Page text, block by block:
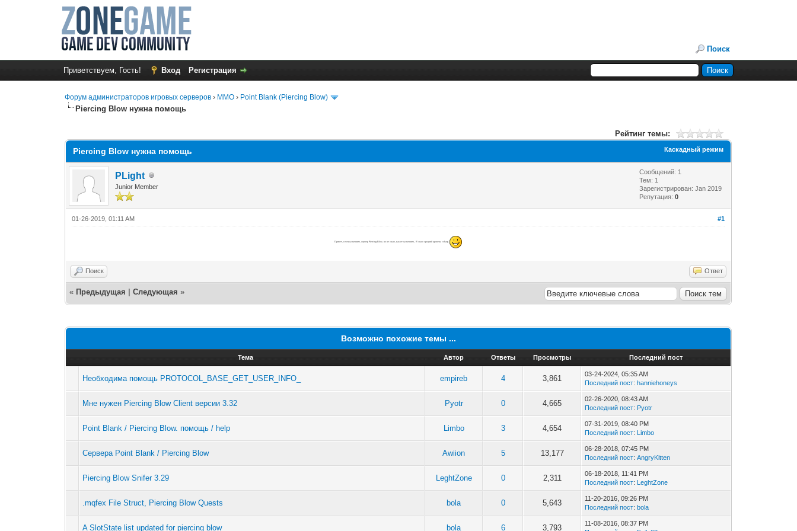
Поиск
Приветствуем, Гость! Вход Регистрация
Форум администраторов игровых серверов › MMO › Point Blank (Piercing Blow)
Piercing Blow нужна помощь
Рейтинг темы:
Каскадный режим
Piercing Blow нужна помощь
PLight
Junior Member
Сообщений: 1
Тем: 1
Зарегистрирован: Jan 2019
Репутация:0
#1
01-26-2019, 01:11 AM
Привет, я хочу улучшить сервер Piercing Blow, но не знаю, как его улучшить. Я знаю средний уровень csharp.
Поиск Ответ
« Предыдущая |Следующая»
Возможно похожие темы ...
Тема Автор Ответы Просмотры Последний пост
Необходима помощь PROTOCOL_BASE_GET_USER_INFO_ empireb 4 3,861
03-24-2024, 05:35 AM
Последний пост:hanniehoneys
Мне нужен Piercing Blow Client версии 3.32 Pyotr 0 4,665
02-26-2020, 08:43 AM
Последний пост: Pyotr
Point Blank / Piercing Blow. помощь / help Limbo 3 4,654
07-31-2019, 08:40 PM
Последний пост: Limbo
Сервера Point Blank / Piercing Blow Awiion 5 13,177
06-28-2018, 07:45 PM
Последний пост:AngryKitten
Piercing Blow Snifer 3.29 LeghtZone 0 2,311
06-18-2018, 11:41 PM
Последний пост: LeghtZone
.mqfex File Struct, Piercing Blow Quests bola 0 5,643
11-20-2016, 09:26 PM
Последний пост:bola
A SlotState list updated for piercing blow bola 6 3,793
11-08-2016, 08:37 PM